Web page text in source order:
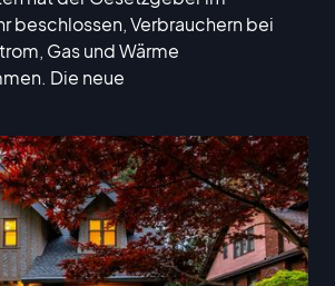
beschlossen, Verbrauchern bei
Gas und Wärme
Die neue